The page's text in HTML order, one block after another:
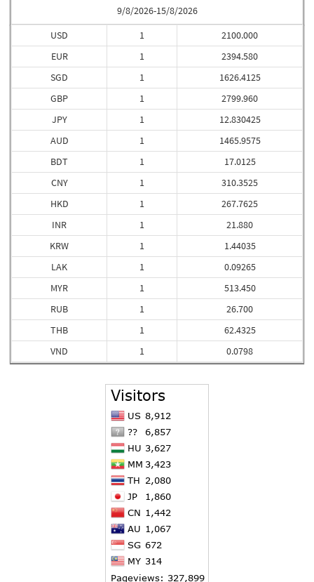
9/8/2026-15/8/2026
USD
EUR
SGD
GBP
JPY
AUD
BDT
CNY
HKD
INR
KRW
LAK
MYR
RUB
THB
VND
1
1
1
1
1
1
1
1
1
1
1
1
1
1
1
1
2100.000
2394.580
1626.4125
2799.960
12.830425
1465.9575
17.0125
310.3525
267.7625
21.880
1.44035
0.09265
513.450
26.700
62.4325
0.0798